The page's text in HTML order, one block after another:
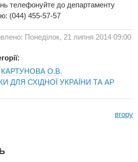
телефонуйте до департаменту
(044) 455-57-57
Понеділок, 21 липня 2014 09:00
О.В.
ДЛЯ СХІДНОЇ УКРАЇНИ ТА АР
вгору